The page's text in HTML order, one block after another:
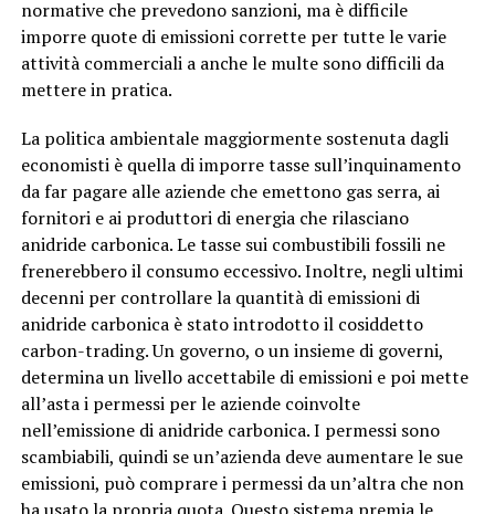
normative che prevedono sanzioni, ma è difficile
imporre quote di emissioni corrette per tutte le varie
attività commerciali a anche le multe sono difficili da
mettere in pratica.
La politica ambientale maggiormente sostenuta dagli
economisti è quella di imporre tasse sull’inquinamento
da far pagare alle aziende che emettono gas serra, ai
fornitori e ai produttori di energia che rilasciano
anidride carbonica. Le tasse sui combustibili fossili ne
frenerebbero il consumo eccessivo. Inoltre, negli ultimi
decenni per controllare la quantità di emissioni di
anidride carbonica è stato introdotto il cosiddetto
carbon-trading. Un governo, o un insieme di governi,
determina un livello accettabile di emissioni e poi mette
all’asta i permessi per le aziende coinvolte
nell’emissione di anidride carbonica. I permessi sono
scambiabili, quindi se un’azienda deve aumentare le sue
emissioni, può comprare i permessi da un’altra che non